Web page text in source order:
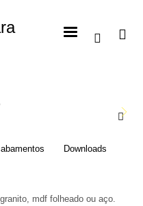
Downloads
mdf folheado ou aço.